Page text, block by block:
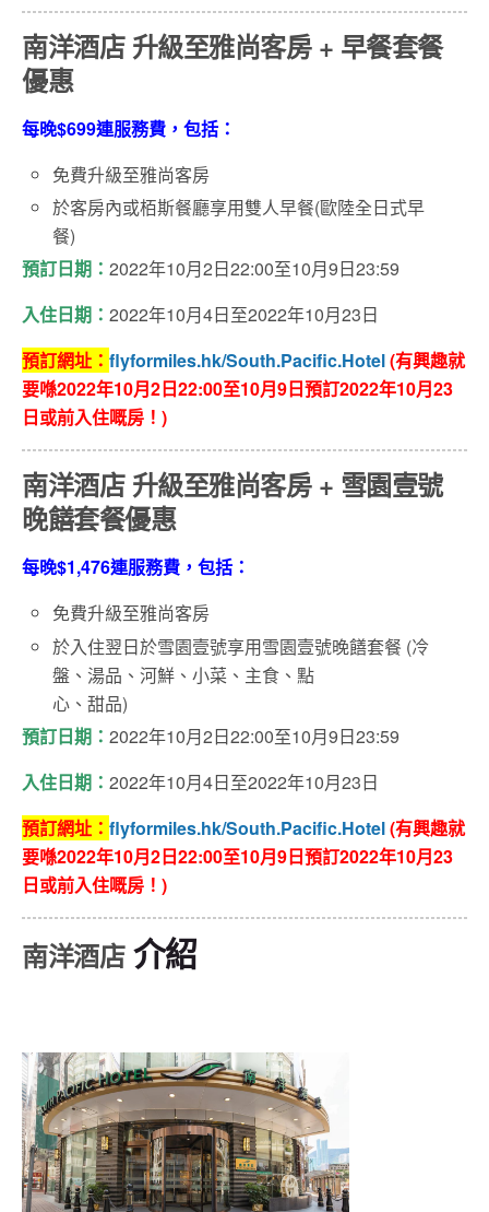
南洋酒店 升級至雅尚客房 + 早餐套餐
優惠
每晚$699連服務費，包括：
免費升級至雅尚客房
於客房內或栢斯餐廳享用雙人早餐(歐陸全日式早
餐)
預訂日期： 2022年10月2日22:00至10月9日23:59
入住日期： 2022年10月4日至2022年10月23日
預訂網址： flyformiles.hk/South.Pacific.Hotel(有興趣就
要喺2022年10月2日22:00至10月9日預訂2022年10月23
日或前入住嘅房！)
南洋酒店 升級至雅尚客房 + 雪園壹號
晚饍套餐優惠
每晚$1,476連服務費，包括：
免費升級至雅尚客房
於入住翌日於雪園壹號享用雪園壹號晚饍套餐 (冷
盤、湯品、河鮮、小菜、主食、點
心、甜品)
預訂日期： 2022年10月2日22:00至10月9日23:59
入住日期： 2022年10月4日至2022年10月23日
預訂網址： flyformiles.hk/South.Pacific.Hotel(有興趣就
要喺2022年10月2日22:00至10月9日預訂2022年10月23
日或前入住嘅房！)
南洋酒店介紹